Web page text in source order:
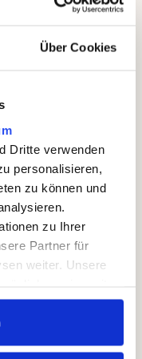
Über Cookies
Dritte verwenden
personalisieren,
zu können und
zu Ihrer
Partner für
weiter. Unsere
bereitgestellt
der Dienste
e
c
ei
g
fü
r
M
a
a